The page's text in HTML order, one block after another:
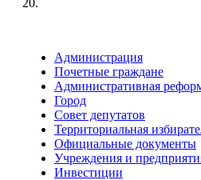
Администрация
Почетные граждане
Административная
Город
Совет депутатов
Территориальная
Официальные документы
Учреждения и
Инвестиции